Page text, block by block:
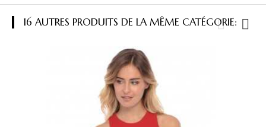
16 AUTRES PRODUITS DE LA MÊME CATÉGORIE: